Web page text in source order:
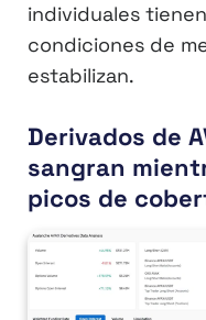
individuales
condiciones de
estabilizan.
Derivados de
sangran
picos de